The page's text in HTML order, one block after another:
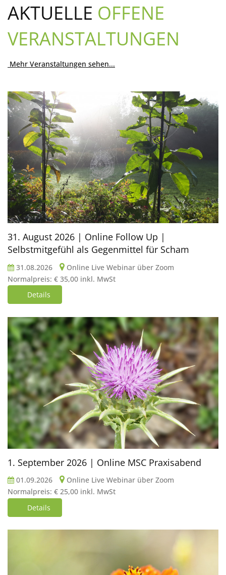
AKTUELLE OFFENE
VERANSTALTUNGEN
Mehr Veranstaltungen sehen...
31. August 2026 | Online Follow Up |
Selbstmitgefühl als Gegenmittel für Scham
31.08.2026
Online Live Webinar über Zoom
Normalpreis: € 35,00 inkl. MwSt
Details
1. September 2026 | Online MSC Praxisabend
01.09.2026
Online Live Webinar über Zoom
Normalpreis: € 25,00 inkl. MwSt
Details